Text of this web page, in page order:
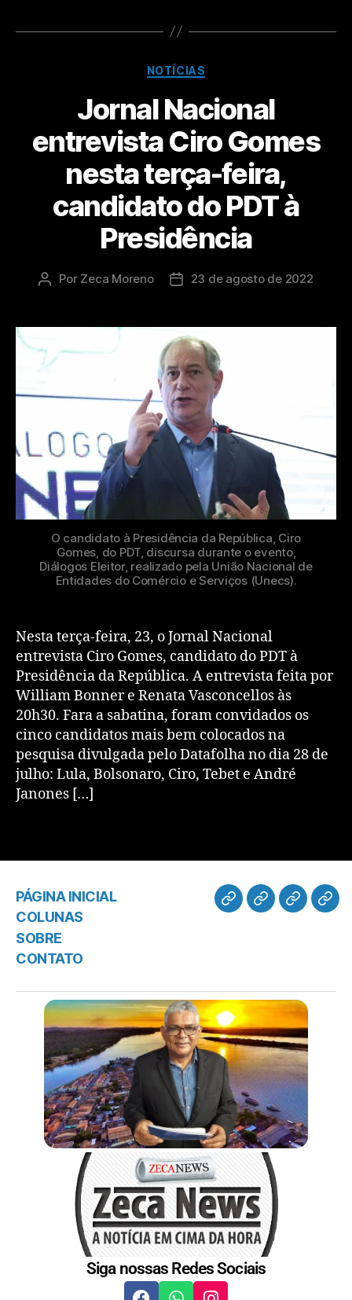
NOTÍCIAS
Jornal Nacional
entrevista Ciro Gomes
nesta terça-feira,
candidato do PDT à
Presidência
Por Zeca Moreno 23 de agosto de 2022
O candidato à Presidência da República, Ciro
Gomes, do PDT, discursa durante o evento,
Diálogos Eleitor, realizado pela União Nacional de
Entidades do Comércio e Serviços (Unecs).
Nesta terça-feira, 23, o Jornal Nacional
entrevista Ciro Gomes, candidato do PDT à
Presidência da República. A entrevista feita por
William Bonner e Renata Vasconcellos às
20h30. Fara a sabatina, foram convidados os
cinco candidatos mais bem colocados na
pesquisa divulgada pelo Datafolha no dia 28 de
julho: Lula, Bolsonaro, Ciro, Tebet e André
Janones […]
PÁGINA INICIAL
COLUNAS
SOBRE
CONTATO
Siga nossas Redes Sociais